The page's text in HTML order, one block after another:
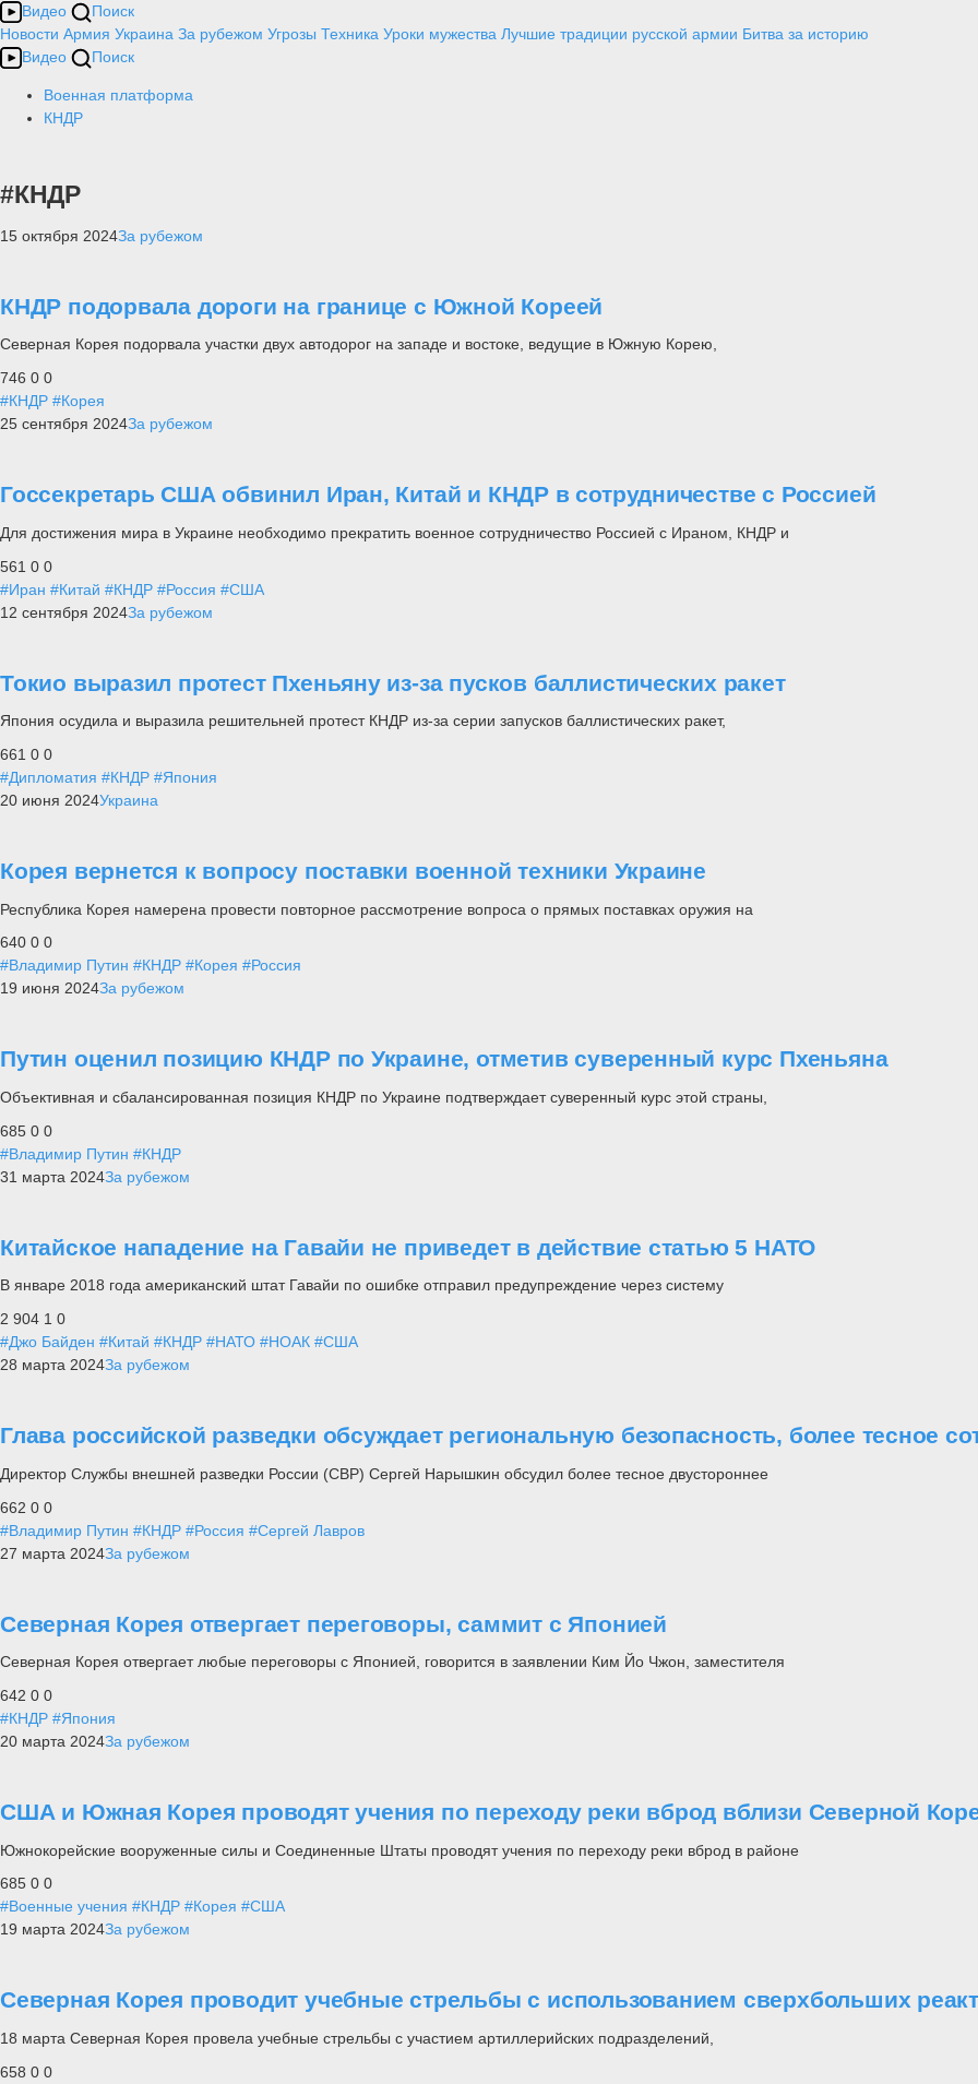
Видео
Поиск
Новости Армия Украина За рубежом Угрозы Техника Уроки мужества Лучшие традиции русской армии Битва за историю
Видео
Поиск
Военная платформа
КНДР
#КНДР
15 октября 2024За рубежом
КНДР подорвала дороги на границе с Южной Кореей
Северная Корея подорвала участки двух автодорог на западе и востоке, ведущие в Южную Корею,
746 0 0
#КНДР #Корея
25 сентября 2024За рубежом
Госсекретарь США обвинил Иран, Китай и КНДР в сотрудничестве с Россией
Для достижения мира в Украине необходимо прекратить военное сотрудничество Россией с Ираном, КНДР и
561 0 0
#Иран #Китай #КНДР #Россия #США
12 сентября 2024За рубежом
Токио выразил протест Пхеньяну из-за пусков баллистических ракет
Япония осудила и выразила решительней протест КНДР из-за серии запусков баллистических ракет,
661 0 0
#Дипломатия #КНДР #Япония
20 июня 2024Украина
Корея вернется к вопросу поставки военной техники Украине
Республика Корея намерена провести повторное рассмотрение вопроса о прямых поставках оружия на
640 0 0
#Владимир Путин #КНДР #Корея #Россия
19 июня 2024За рубежом
Путин оценил позицию КНДР по Украине, отметив суверенный курс Пхеньяна
Объективная и сбалансированная позиция КНДР по Украине подтверждает суверенный курс этой страны,
685 0 0
#Владимир Путин #КНДР
31 марта 2024За рубежом
Китайское нападение на Гавайи не приведет в действие статью 5 НАТО
В январе 2018 года американский штат Гавайи по ошибке отправил предупреждение через систему
2 904 1 0
#Джо Байден #Китай #КНДР #НАТО #НОАК #США
28 марта 2024За рубежом
Глава российской разведки обсуждает региональную безопасность, более тесное
Директор Службы внешней разведки России (СВР) Сергей Нарышкин обсудил более тесное двустороннее
662 0 0
#Владимир Путин #КНДР #Россия #Сергей Лавров
27 марта 2024За рубежом
Северная Корея отвергает переговоры, саммит с Японией
Северная Корея отвергает любые переговоры с Японией, говорится в заявлении Ким Йо Чжон, заместителя
642 0 0
#КНДР #Япония
20 марта 2024За рубежом
США и Южная Корея проводят учения по переходу реки вброд вблизи Северной
Южнокорейские вооруженные силы и Соединенные Штаты проводят учения по переходу реки вброд в районе
685 0 0
#Военные учения #КНДР #Корея #США
19 марта 2024За рубежом
Северная Корея проводит учебные стрельбы с использованием сверхбольших
18 марта Северная Корея провела учебные стрельбы с участием артиллерийских подразделений,
658 0 0